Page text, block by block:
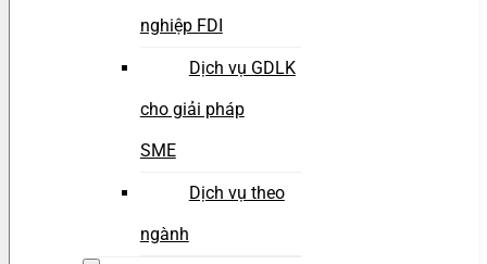
nghiệp FDI
Dịch vụ GDLK
cho giải pháp
SME
Dịch vụ theo
ngành